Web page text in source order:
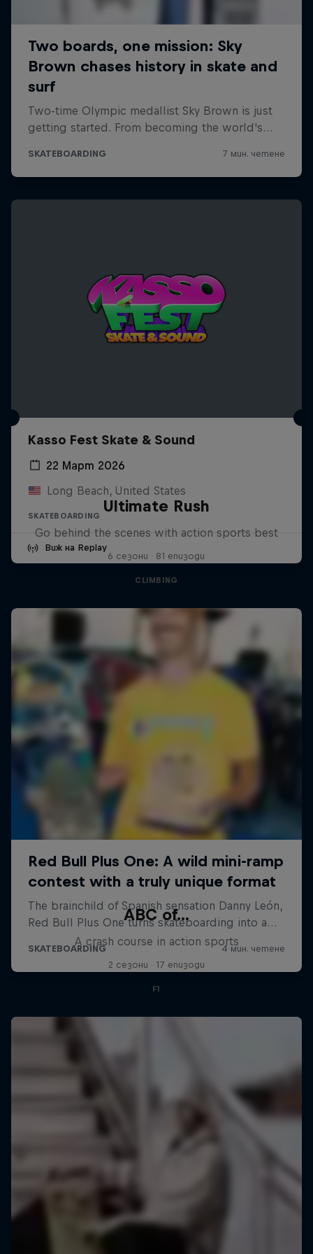
Kasso Fest Skate & Sound
22 Март 2026
Long Beach, United States
SKATEBOARDING
Виж на Replay
Ultimate Rush
Go behind the scenes with action sports best
6 сезони · 81 епизоди
CLIMBING
ABC of...
A crash course in action sports
2 сезони · 17 епизоди
F1